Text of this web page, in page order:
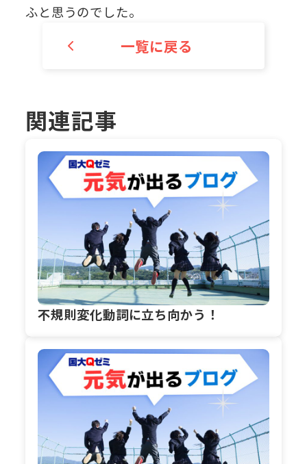
ふと思うのでした。
一覧に戻る
関連記事
不規則変化動詞に立ち向かう！